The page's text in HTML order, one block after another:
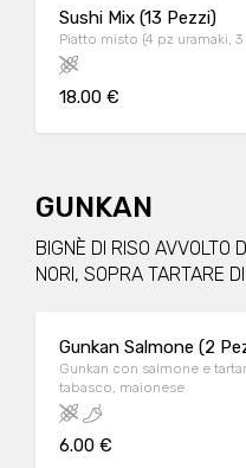
Sushi Mix (13 Pezzi)
Piatto misto (4 pz uramaki,
18.00 €
GUNKAN
BIGNÈ DI RISO AVVOLTO
NORI, SOPRA TARTARE
Gunkan Salmone (2
Gunkan con salmone e
tabasco, maionese
6.00 €